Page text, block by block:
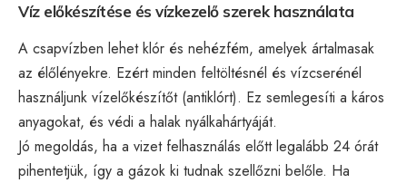
Víz előkészítése és vízkezelő szerek használata
A csapvízben lehet klór és nehézfém, amelyek ártalmasak
az élőlényekre. Ezért minden feltöltésnél és vízcserénél
használjunk vízelőkészítőt (antiklórt). Ez semlegesíti a káros
anyagokat, és védi a halak nyálkahártyáját.
Jó megoldás, ha a vizet felhasználás előtt legalább 24 órát
pihentetjük, így a gázok ki tudnak szellőzni belőle. Ha